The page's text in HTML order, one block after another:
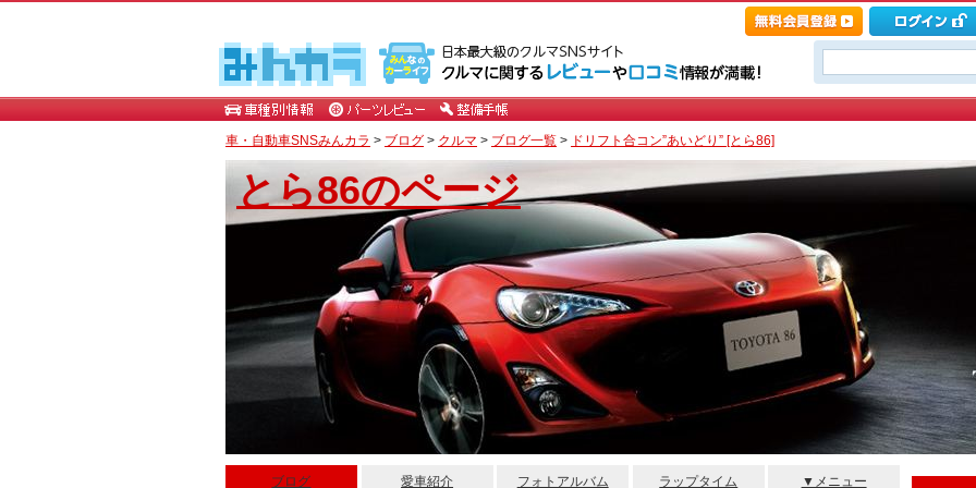
車・自動車SNSみんカラ > ブログ > クルマ > ブログ一覧 > ドリフト合コン”あいどり” [とら86]
とら86のページ
ブログ 愛車紹介 フォトアルバム ラップタイム ▼メニュー